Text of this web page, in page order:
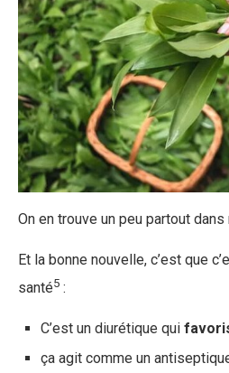
On en trouve un peu partout
Et la bonne nouvelle, c’est que
santé5 :
C’est un diurétique qui
ça agit comme un